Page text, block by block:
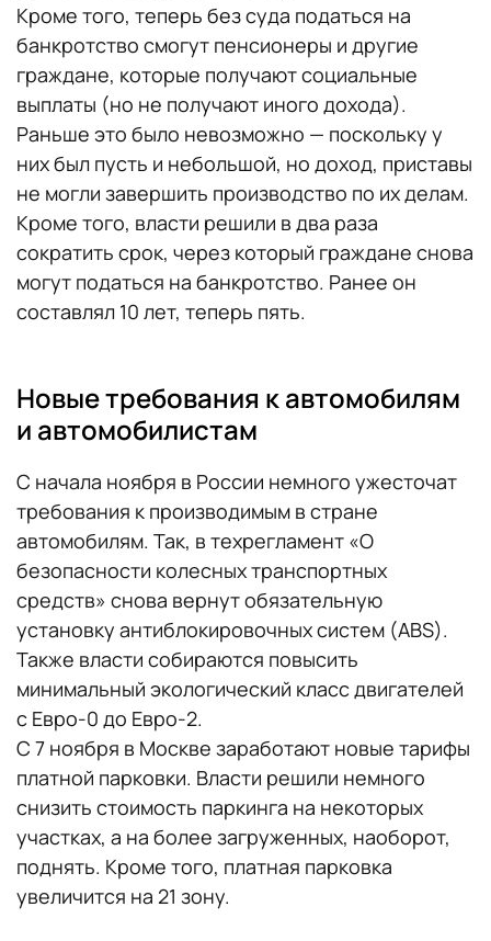
Кроме того, теперь без суда податься на
банкротство смогут пенсионеры и другие
граждане, которые получают социальные
выплаты (но не получают иного дохода).
Раньше это было невозможно — поскольку у
них был пусть и небольшой, но доход, приставы
не могли завершить производство по их делам.
Кроме того, власти решили в два раза
сократить срок, через который граждане снова
могут податься на банкротство. Ранее он
составлял 10 лет, теперь пять.
Новые требования к автомобилям
и автомобилистам
С начала ноября в России немного ужесточат
требования к производимым в стране
автомобилям. Так, в техрегламент «О
безопасности колесных транспортных
средств» снова вернут обязательную
установку антиблокировочных систем (ABS).
Также власти собираются повысить
минимальный экологический класс двигателей
с Евро-0 до Евро-2.
С 7 ноября в Москве заработают новые тарифы
платной парковки. Власти решили немного
снизить стоимость паркинга на некоторых
участках, а на более загруженных, наоборот,
поднять. Кроме того, платная парковка
увеличится на 21 зону.